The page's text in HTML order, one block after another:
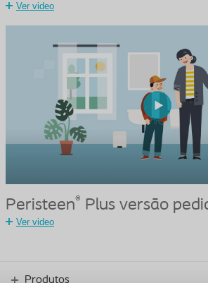
Ver video
Peristeen® Plus versão
Ver video
Produtos